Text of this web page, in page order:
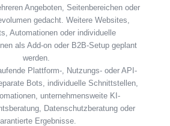
Angeboten, Seitenbereichen oder
gedacht. Weitere Websites,
Automationen oder individuelle
als Add-on oder B2B-Setup geplant
werden.
Plattform-, Nutzungs- oder API-
Bots, individuelle Schnittstellen,
unternehmensweite KI-
Datenschutzberatung oder
Ergebnisse.